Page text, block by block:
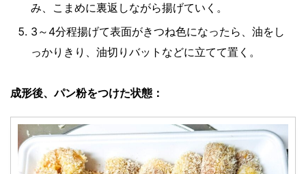
み、こまめに裏返しながら揚げていく。
3～4分程揚げて表面がきつね色になったら、油をし
っかりきり、油切りバットなどに立てて置く。
成形後、パン粉をつけた状態：